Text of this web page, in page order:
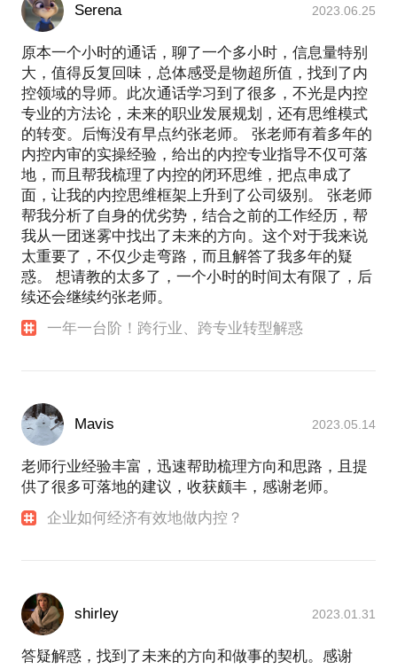
Serena 2023.06.25
原本一个小时的通话，聊了一个多小时，信息量特别
大，值得反复回味，总体感受是物超所值，找到了内
控领域的导师。此次通话学习到了很多，不光是内控
专业的方法论，未来的职业发展规划，还有思维模式
的转变。后悔没有早点约张老师。 张老师有着多年的
内控内审的实操经验，给出的内控专业指导不仅可落
地，而且帮我梳理了内控的闭环思维，把点串成了
面，让我的内控思维框架上升到了公司级别。 张老师
帮我分析了自身的优劣势，结合之前的工作经历，帮
我从一团迷雾中找出了未来的方向。这个对于我来说
太重要了，不仅少走弯路，而且解答了我多年的疑
惑。 想请教的太多了，一个小时的时间太有限了，后
续还会继续约张老师。
一年一台阶！跨行业、跨专业转型解惑
Mavis 2023.05.14
老师行业经验丰富，迅速帮助梳理方向和思路，且提
供了很多可落地的建议，收获颇丰，感谢老师。
企业如何经济有效地做内控？
shirley 2023.01.31
答疑解惑，找到了未来的方向和做事的契机。感谢